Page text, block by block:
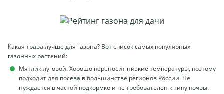
Какая трава лучше для газона? Вот список самых популярных
газонных растений:
Мятлик луговой. Хорошо переносит низкие температуры, поэтому
подходит для посева в большинстве регионов России. Не
нуждается в частой подкормке и не требователен к типу почвы.